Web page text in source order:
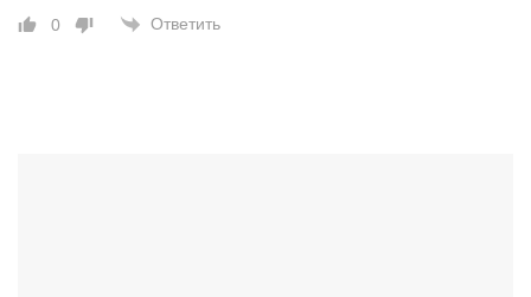
0 Ответить